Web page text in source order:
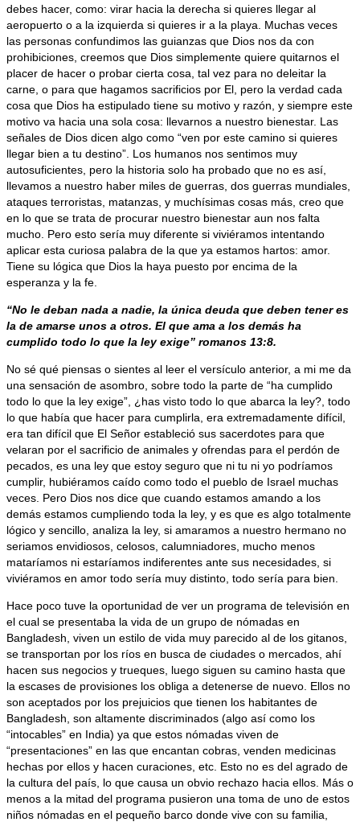
debes hacer, como: virar hacia la derecha si quieres llegar al
aeropuerto o a la izquierda si quieres ir a la playa. Muchas veces
las personas confundimos las guianzas que Dios nos da con
prohibiciones, creemos que Dios simplemente quiere quitarnos el
placer de hacer o probar cierta cosa, tal vez para no deleitar la
carne, o para que hagamos sacrificios por El, pero la verdad cada
cosa que Dios ha estipulado tiene su motivo y razón, y siempre este
motivo va hacia una sola cosa: llevarnos a nuestro bienestar. Las
señales de Dios dicen algo como “ven por este camino si quieres
llegar bien a tu destino”. Los humanos nos sentimos muy
autosuficientes, pero la historia solo ha probado que no es así,
llevamos a nuestro haber miles de guerras, dos guerras mundiales,
ataques terroristas, matanzas, y muchísimas cosas más, creo que
en lo que se trata de procurar nuestro bienestar aun nos falta
mucho. Pero esto sería muy diferente si viviéramos intentando
aplicar esta curiosa palabra de la que ya estamos hartos: amor.
Tiene su lógica que Dios la haya puesto por encima de la
esperanza y la fe.
“No le deban nada a nadie, la única deuda que deben tener es
la de amarse unos a otros. El que ama a los demás ha
cumplido todo lo que la ley exige” romanos 13:8.
No sé qué piensas o sientes al leer el versículo anterior, a mi me da
una sensación de asombro, sobre todo la parte de “ha cumplido
todo lo que la ley exige”, ¿has visto todo lo que abarca la ley?, todo
lo que había que hacer para cumplirla, era extremadamente difícil,
era tan difícil que El Señor estableció sus sacerdotes para que
velaran por el sacrificio de animales y ofrendas para el perdón de
pecados, es una ley que estoy seguro que ni tu ni yo podríamos
cumplir, hubiéramos caído como todo el pueblo de Israel muchas
veces. Pero Dios nos dice que cuando estamos amando a los
demás estamos cumpliendo toda la ley, y es que es algo totalmente
lógico y sencillo, analiza la ley, si amaramos a nuestro hermano no
seriamos envidiosos, celosos, calumniadores, mucho menos
mataríamos ni estaríamos indiferentes ante sus necesidades, si
viviéramos en amor todo sería muy distinto, todo sería para bien.
Hace poco tuve la oportunidad de ver un programa de televisión en
el cual se presentaba la vida de un grupo de nómadas en
Bangladesh, viven un estilo de vida muy parecido al de los gitanos,
se transportan por los ríos en busca de ciudades o mercados, ahí
hacen sus negocios y trueques, luego siguen su camino hasta que
la escases de provisiones los obliga a detenerse de nuevo. Ellos no
son aceptados por los prejuicios que tienen los habitantes de
Bangladesh, son altamente discriminados (algo así como los
“intocables” en India) ya que estos nómadas viven de
“presentaciones” en las que encantan cobras, venden medicinas
hechas por ellos y hacen curaciones, etc. Esto no es del agrado de
la cultura del país, lo que causa un obvio rechazo hacia ellos. Más o
menos a la mitad del programa pusieron una toma de uno de estos
niños nómadas en el pequeño barco donde vive con su familia,